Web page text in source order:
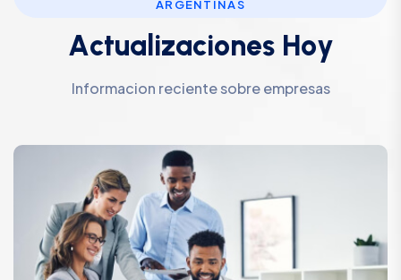
ARGENTINAS
Actua izaciones Hoy
Informacion reciente sobre empresas